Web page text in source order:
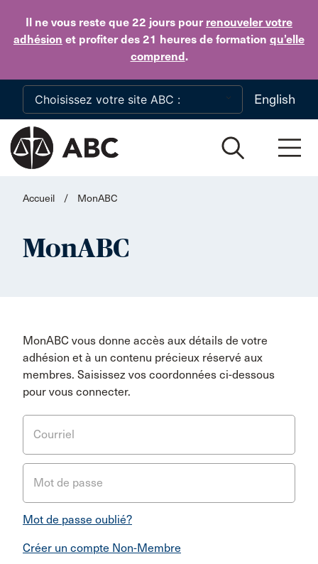
Il ne vous reste que 22 jours pour renouveler votre
adhésion et profiter des 21 heures de formation qu’elle
comprend.
Skip to main content
English
Accueil / MonABC
MonABC
MonABC vous donne accès aux détails de votre
adhésion et à un contenu précieux réservé aux
membres. Saisissez vos coordonnées ci-dessous
pour vous connecter.
Courriel
Mot de passe
Mot de passe oublié?
Créer un compte Non-Membre